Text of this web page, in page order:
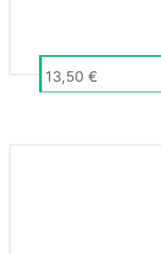
13,50 €